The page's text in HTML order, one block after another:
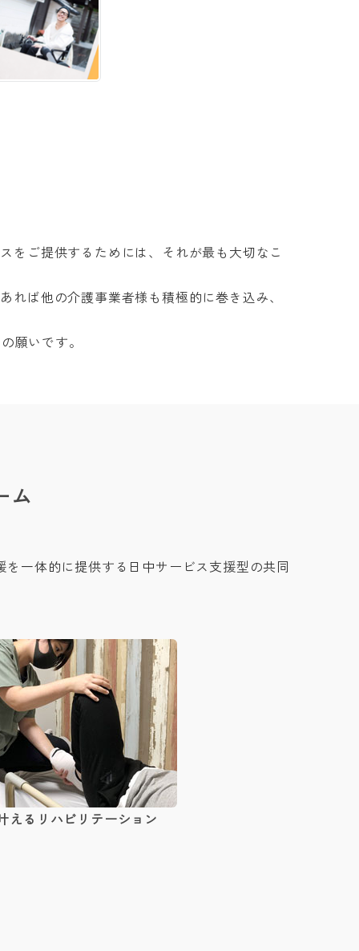
をご提供するためには、それが最も大切なこ
ば他の介護事業者様も積極的に巻き込み、
願いです。
ム
一体的に提供する日中サービス支援型の共同
えるリハビリテーション